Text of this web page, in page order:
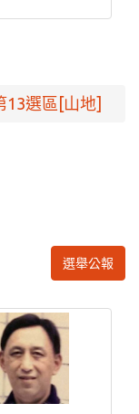
13選區[山地]
選舉公報